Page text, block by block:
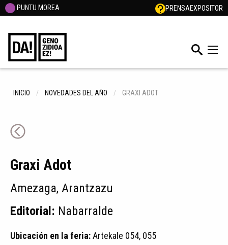
PUNTU MOREA PRENSAEXPOSITOR
INICIO NOVEDADES DEL AÑO GRAXI ADOT
Graxi Adot
Amezaga, Arantzazu
Editorial: Nabarralde
Ubicación en la feria:Artekale 054, 055